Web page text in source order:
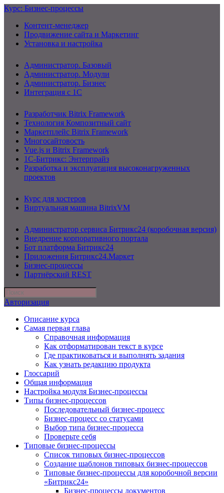
Курс: Бизнес-процессы
Контент-менеджер
Продвижение сайта и Маркетинг
Установка и настройка
Администратор. Базовый
Администратор. Модули
Администратор. Бизнес
Интеграция с 1С
Разработчик Bitrix Framework
Технология Композитный сайт
Маркетплейс Bitrix Framework
Многосайтовость
Vue.js и Bitrix Framework
1С-Битрикс: Энтерпрайз
Разработка и эксплуатация высоконагруженных
проектов
Курс для хостеров
Виртуальная машина BitrixVM
Администратор сервиса Битрикс24 (коробочная версия)
Внедрение корпоративного портала
Бот платформа Битрикс24
Приложения Битрикс24.Маркет
Бизнес-процессы
Партнёрский REST
Авторизация
Описание курса
Самая первая глава
Справочная информация
Как отформатирован текст в курсе
Где практиковаться и выполнять задания
Как узнать редакцию продукта
Глоссарий
Общая информация
Настройка модуля Бизнес-процессы
Типы бизнес-процессов
Последовательный бизнес-процесс
Бизнес-процесс со статусами
Выбор типа бизнес-процесса
Проверьте себя
Типовые бизнес-процессы
Список типовых бизнес-процессов
Создание шаблонов типовых бизнес-процессов
Типовые бизнес-процессы для коробочной версии
«Битрикс24»
Бизнес-процессы документов